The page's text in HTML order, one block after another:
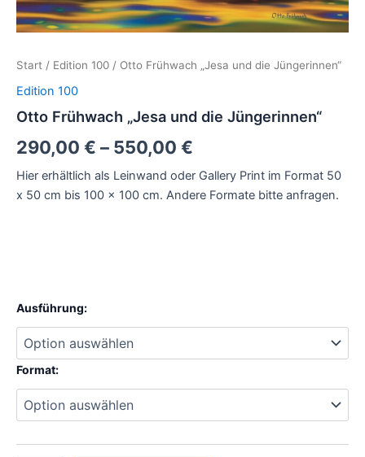
Start / Edition 100 / Otto Frühwach „Jesa und die Jüngerinnen“
Edition 100
Otto Frühwach „Jesa und die Jüngerinnen“
290,00 € – 550,00 €
Hier erhältlich als Leinwand oder Gallery Print im Format 50
x 50 cm bis 100 x 100 cm. Andere Formate bitte anfragen.
Ausführung:
Format: